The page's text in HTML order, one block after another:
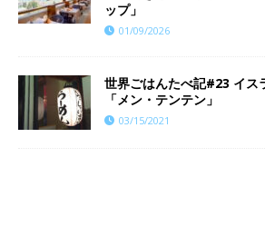
ップ」
01/09/2026
世界ごはんたべ記#23 イス
「メン・テンテン」
03/15/2021